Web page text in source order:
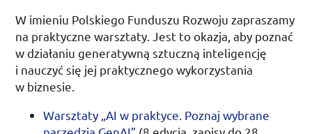
W imieniu Polskiego Funduszu Rozwoju zapraszamy
na praktyczne warsztaty. Jest to okazja, aby poznać
w działaniu generatywną sztuczną inteligencję
i nauczyć się jej praktycznego wykorzystania
w biznesie.
Warsztaty „ AI w praktyce. Poznaj wybrane